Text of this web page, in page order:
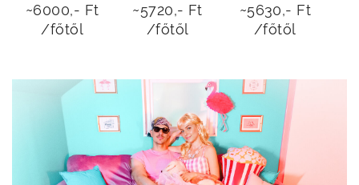
~6000,- Ft
/főtől
~5720,- Ft
/főtől
~5630,- Ft
/főtől